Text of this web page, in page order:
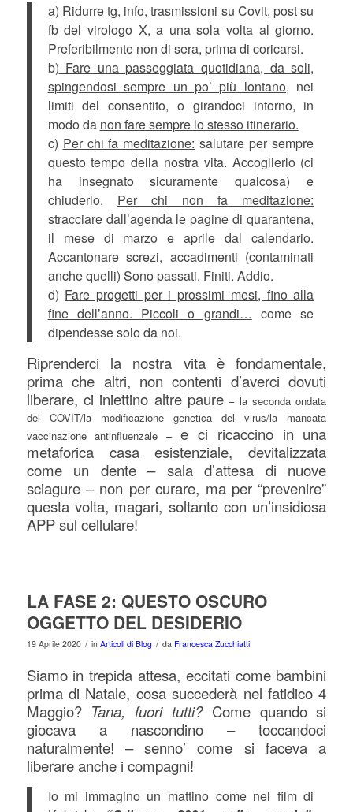
a) Ridurre tg, info, trasmissioni su Covit, post su
fb del virologo X, a una sola volta al giorno.
Preferibilmente non di sera, prima di coricarsi.
b) Fare una passeggiata quotidiana, da soli,
spingendosi sempre un po’ più lontano, nei
limiti del consentito, o girandoci intorno, in
modo da non fare sempre lo stesso itinerario.
c) Per chi fa meditazione: salutare per sempre
questo tempo della nostra vita. Accoglierlo (ci
ha insegnato sicuramente qualcosa) e
chiuderlo. Per chi non fa meditazione:
stracciare dall’agenda le pagine di quarantena,
il mese di marzo e aprile dal calendario.
Accantonare screzi, accadimenti (contaminati
anche quelli) Sono passati. Finiti. Addio.
d) Fare progetti per i prossimi mesi, fino alla
fine dell’anno. Piccoli o grandi… come se
dipendesse solo da noi.
Riprenderci la nostra vita è fondamentale,
prima che altri, non contenti d’averci dovuti
liberare, ci iniettino altre paure – la seconda ondata
del COVIT/la modificazione genetica del virus/la mancata
vaccinazione antinfluenzale –e ci ricaccino in una
metaforica casa esistenziale, devitalizzata
come un dente – sala d’attesa di nuove
sciagure – non per curare, ma per “prevenire”
questa volta, magari, soltanto con un’insidiosa
APP sul cellulare!
LA FASE 2: QUESTO OSCURO
OGGETTO DEL DESIDERIO
19 Aprile 2020 / in Articoli di Blog / da Francesca Zucchiatti
Siamo in trepida attesa, eccitati come bambini
prima di Natale, cosa succederà nel fatidico 4
Maggio? Tana, fuori tutti?Come quando si
giocava a nascondino – toccandoci
naturalmente! – senno’ come si faceva a
liberare anche i compagni!
Io mi immagino un mattino come nel film di